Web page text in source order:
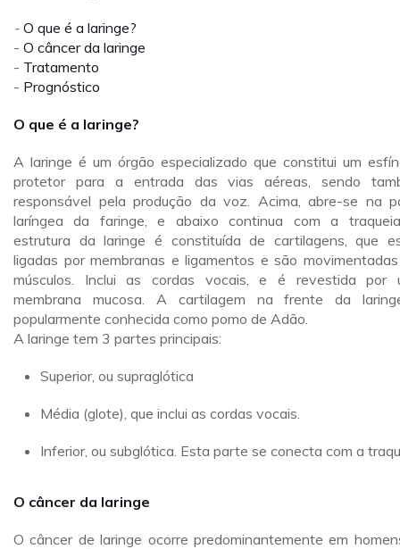
- O que é a laringe?
- O câncer da laringe
- Tratamento
- Prognóstico
O que é a laringe?
A laringe é um órgão especializado que constitui um
protetor para a entrada das vias aéreas, sendo
responsável pela produção da voz. Acima, abre-se na
laríngea da faringe, e abaixo continua com a
estrutura da laringe é constituída de cartilagens, que
ligadas por membranas e ligamentos e são
músculos. Inclui as cordas vocais, e é revestida por
membrana mucosa. A cartilagem na frente da
popularmente conhecida como pomo de Adão.
A laringe tem 3 partes principais:
Superior, ou supraglótica
Média (glote), que inclui as cordas vocais.
Inferior, ou subglótica. Esta parte se conecta com a
O câncer da laringe
O câncer de laringe ocorre predominantemente em